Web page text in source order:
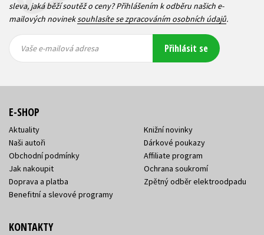
sleva, jaká běží soutěž o ceny? Přihlášením k odběru našich e-
mailových novineksouhlasíte se zpracováním osobních údajů.
mailová
mailová
Vaše e-mailová adresa Přihlásit se
E-SHOP
Aktuality
Naši autoři
Obchodní podmínky
Jak nakoupit
Doprava a platba
Benefitní a slevové programy
Knižní novinky
Dárkové poukazy
Affiliate program
Ochrana soukromí
Zpětný odběr elektroodpadu
KONTAKTY